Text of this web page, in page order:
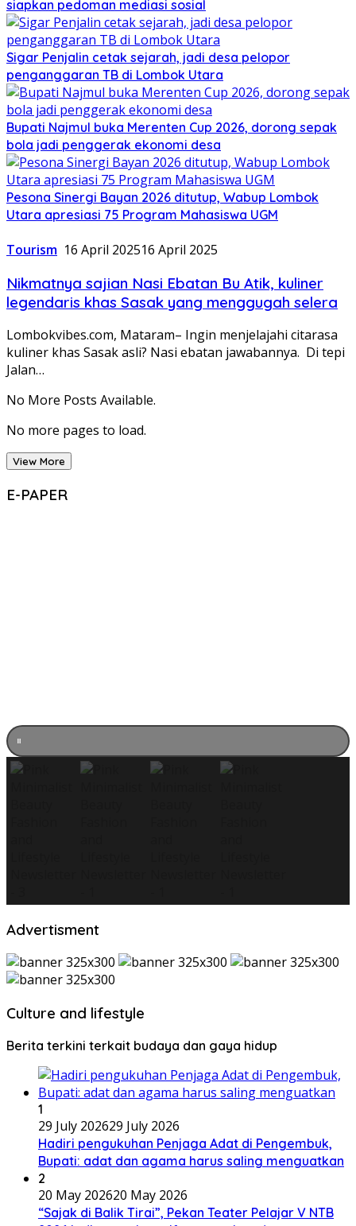
siapkan pedoman mediasi sosial
Sigar Penjalin cetak sejarah, jadi desa pelopor
penganggaran TB di Lombok Utara
Bupati Najmul buka Merenten Cup 2026, dorong sepak
bola jadi penggerak ekonomi desa
Pesona Sinergi Bayan 2026 ditutup, Wabup Lombok
Utara apresiasi 75 Program Mahasiswa UGM
Tourism 16 April 202516 April 2025
Nikmatnya sajian Nasi Ebatan Bu Atik, kuliner
legendaris khas Sasak yang menggugah selera
Lombokvibes.com, Mataram– Ingin menjelajahi citarasa
kuliner khas Sasak asli? Nasi ebatan jawabannya. Di tepi
Jalan…
No More Posts Available.
No more pages to load.
View More
E-PAPER
Advertisment
Culture and lifestyle
Berita terkini terkait budaya dan gaya hidup
1
29 July 202629 July 2026
Hadiri pengukuhan Penjaga Adat di Pengembuk,
Bupati: adat dan agama harus saling menguatkan
2
20 May 202620 May 2026
“Sajak di Balik Tirai”, Pekan Teater Pelajar V NTB